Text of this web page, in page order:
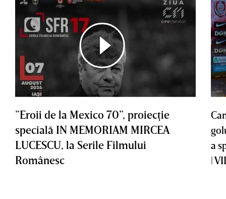
”Eroii de la Mexico 70”, proiecţie
specială IN MEMORIAM MIRCEA
LUCESCU, la Serile Filmului
Românesc
a
|